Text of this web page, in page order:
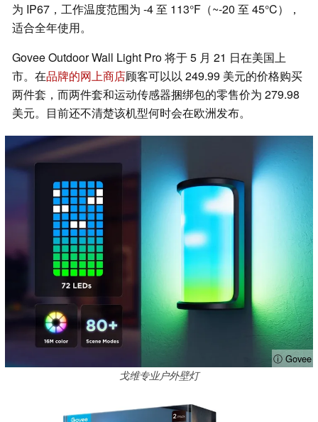
为 IP67，工作温度范围为 -4 至 113°F（~-20 至 45°C），
适合全年使用。
Govee Outdoor Wall Light Pro 将于 5 月 21 日在美国上
市。在品牌的网上商店顾客可以以 249.99 美元的价格购买
两件套，而两件套和运动传感器捆绑包的零售价为 279.98
美元。目前还不清楚该机型何时会在欧洲发布。
ⓘ Govee
戈维专业户外壁灯